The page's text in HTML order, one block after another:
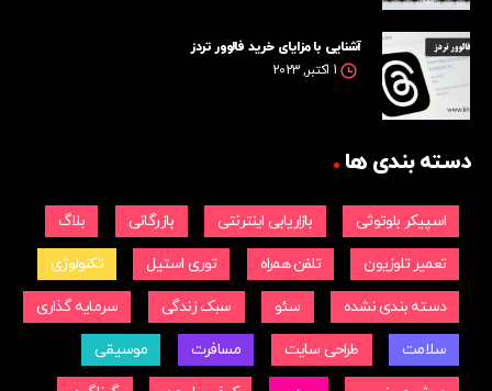
آشنایی با مزایای خرید فالوور تردز
1 اکتبر, 2023
دسته بندی ها
اسپیکر بلوتوثی بازاریابی اینترنتی بازرگانی بلاگ
تعمیر تلوزیون تلفن همراه توری استیل تکنولوژی
دسته بندی نشده سئو سبک زندگی سرمایه گذاری
سلامت طراحی سایت مسافرت موسیقی